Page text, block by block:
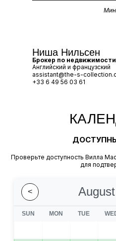
Ниша Нильсен
Брокер по недвижимости
Английский и французский
assistant@the-s-
+33 6 49 56 03 61
Проверьте доступность Вилла
для
<
SUN MON TUE